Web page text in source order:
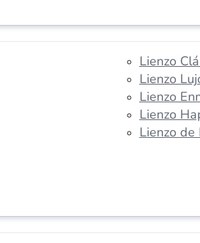
Lienzo
Lienzo
Lienzo
Lienzo
Lienzo de